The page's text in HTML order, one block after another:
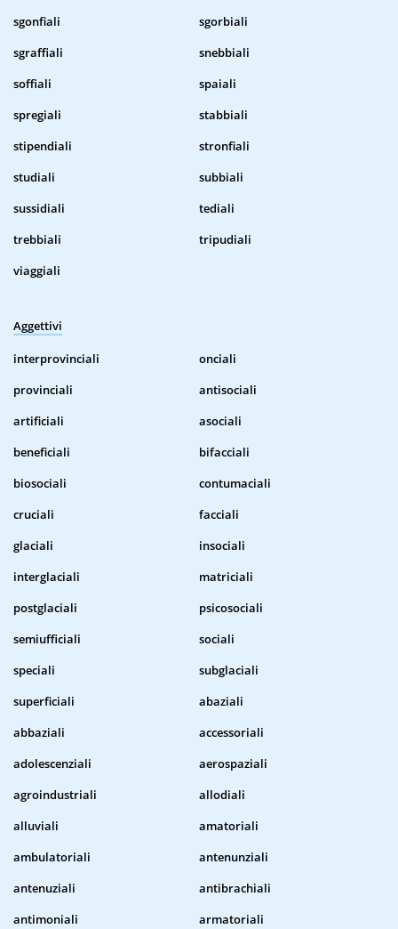
sgonfiali
sgorbiali
sgraffiali
snebbiali
soffiali
spaiali
spregiali
stabbiali
stipendiali
stronfiali
studiali
subbiali
sussidiali
tediali
trebbiali
tripudiali
viaggiali
Aggettivi
interprovinciali
onciali
provinciali
antisociali
artificiali
asociali
beneficiali
bifacciali
biosociali
contumaciali
cruciali
facciali
glaciali
insociali
interglaciali
matriciali
postglaciali
psicosociali
semiufficiali
sociali
speciali
subglaciali
superficiali
abaziali
abbaziali
accessoriali
adolescenziali
aerospaziali
agroindustriali
allodiali
alluviali
amatoriali
ambulatoriali
antenunziali
antenuziali
antibrachiali
antimoniali
armatoriali